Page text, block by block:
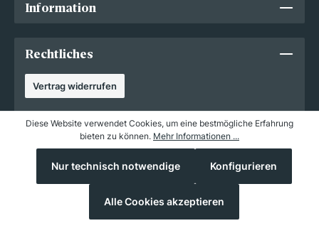
Information
Rechtliches
Vertrag widerrufen
Diese Website verwendet Cookies, um eine bestmögliche Erfahrung
bieten zu können. Mehr Informationen ...
Nur technisch notwendige Konfigurieren
Alle Cookies akzeptieren